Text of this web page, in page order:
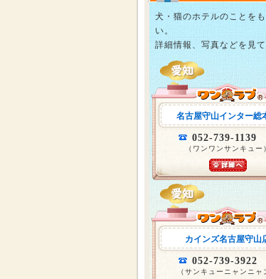
犬・猫のホテルのことを
い。
詳細情報、写真などを見て
名古屋守山インター総
052-739-1139
（ワンワンサンキュー）
カインズ名古屋守山
052-739-3922
（サンキューニャンニャ